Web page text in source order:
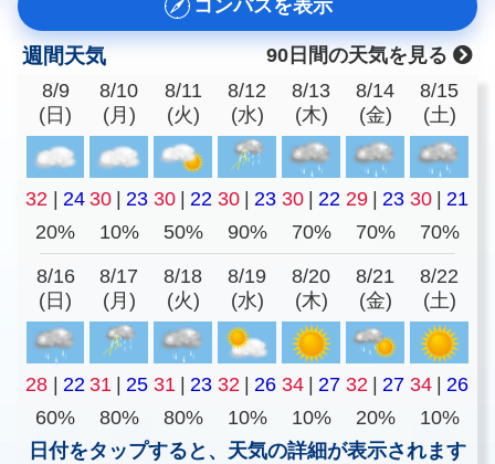
コンパスを表示
週間天気
90日間の天気を見る
8/9
(日)
8/10
(月)
8/11
(火)
8/12
(水)
8/13
(木)
8/14
(金)
8/15
(土)
32 | 24 30 | 23 30 | 22 30 | 23 30 | 22 29 | 23 30 | 21
20%
10% 50% 90% 70% 70% 70%
8/16
(日)
8/17
(月)
8/18
(火)
8/19
(水)
8/20
(木)
8/21
(金)
8/22
(土)
28 | 22 31 | 25 31 | 23 32 | 26 34 | 27 32 | 27 34 | 26
60%
80% 80% 10% 10% 20%
10%
日付をタップすると、天気の詳細が表示されます